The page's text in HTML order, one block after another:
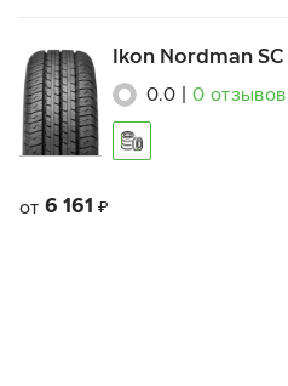
Ikon Nordman SC
0.0 0 отзывов
от 6 161 ₽